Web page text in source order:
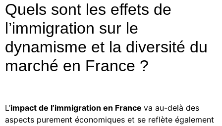
Quels sont les effets de
l’immigration sur le
dynamisme et la diversité du
marché en France ?
L’impact de l’immigration en France va au-delà des
aspects purement économiques et se reflète également